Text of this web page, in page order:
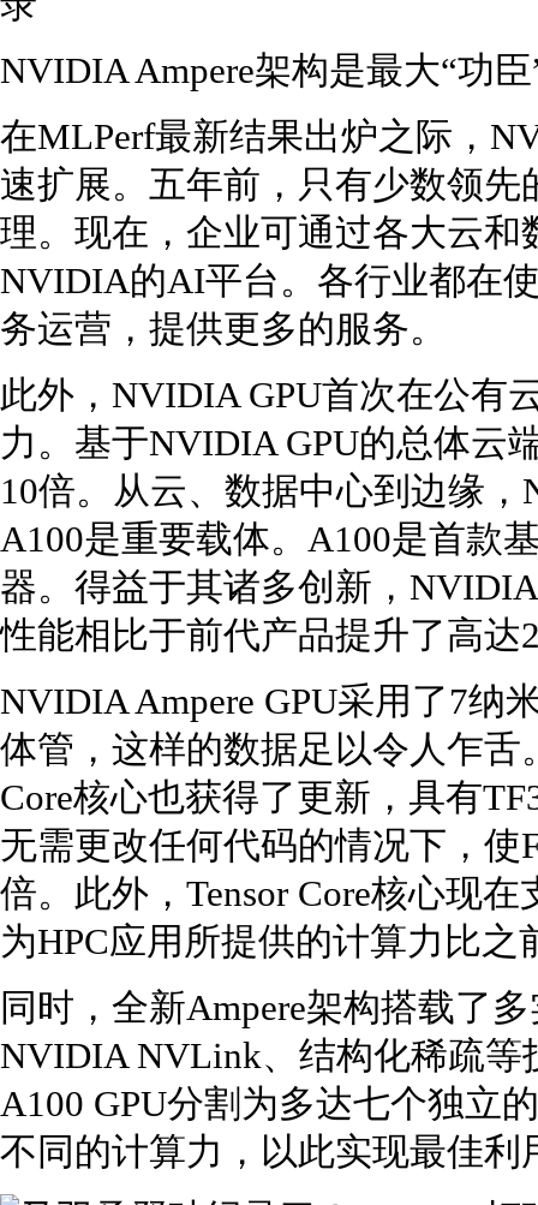
NVIDIA Ampere架构是最大“功臣
在MLPerf最新结果出炉之际，
速扩展。五年前，只有少数领先
理。现在，企业可通过各大云
NVIDIA的AI平台。各行业都在
务运营，提供更多的服务。
此外，NVIDIA GPU首次在公有
力。基于NVIDIA GPU的总体云
10倍。从云、数据中心到边缘
A100是重要载体。A100是首款
器。得益于其诸多创新，
性能相比于前代产品提升了高达
NVIDIA Ampere GPU采用了7纳
体管，这样的数据足以令人乍舌
Core核心也获得了更新，具有
无需更改任何代码的情况下，使
倍。此外，Tensor Core核心现
为HPC应用所提供的计算力比之
同时，全新Ampere架构搭载了
NVIDIA NVLink、结构化稀疏
A100 GPU分割为多达七个独立
不同的计算力，以此实现最佳